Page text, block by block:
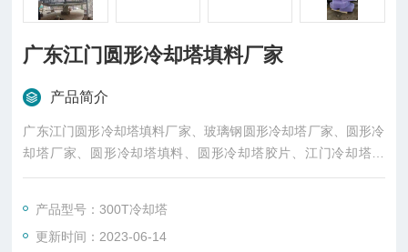
广东江门圆形冷却塔填料厂家
产品简介
广东江门圆形冷却塔填料厂家、玻璃钢圆形冷却塔厂家、圆形冷
却塔厂家、圆形冷却塔填料、圆形冷却塔胶片、江门冷却塔填
料、江门冷却塔厂家、江门圆形冷却塔填料厂家生产，厂价直
产品型号：300T冷却塔
更新时间：2023-06-14